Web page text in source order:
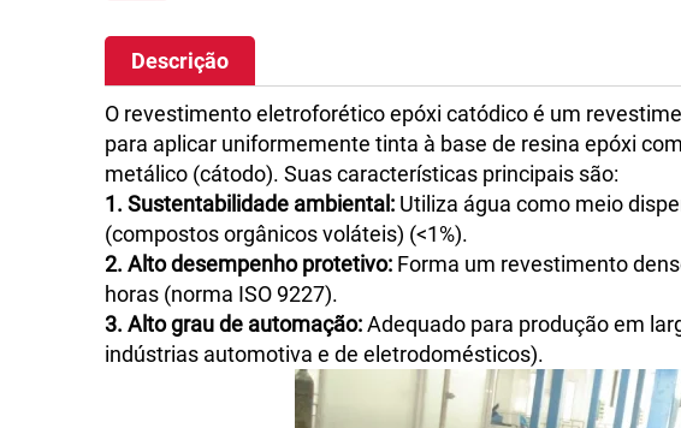
Descrição
O revestimento eletroforético epóxi catódico é um
para aplicar uniformemente tinta à base de resina epóxi
metálico (cátodo). Suas características principais são:
1. Sustentabilidade ambiental: Utiliza água como meio
(compostos orgânicos voláteis) (<1%).
2. Alto desempenho protetivo: Forma um revestimento
horas (norma ISO 9227).
3. Alto grau de automação:Adequado para produção em
indústrias automotiva e de eletrodomésticos).